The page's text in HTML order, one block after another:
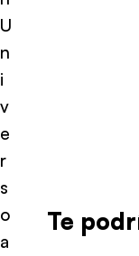
U
n
i
v
e
r
s
o
a
Te